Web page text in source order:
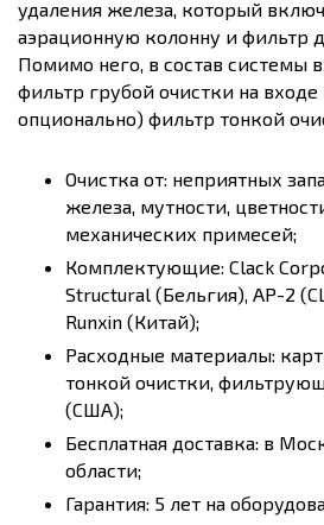
удаления железа, который
аэрационную колонну и фильтр
Помимо него, в состав системы
фильтр грубой очистки на входе
опционально) фильтр тонкой
Очистка от: неприятных
железа, мутности,
механических примесей;
Комплектующие: Clack
Structural (Бельгия), AP-2
Runxin (Китай);
Расходные материалы:
тонкой очистки,
(США);
Бесплатная доставка: в
области;
Гарантия: 5 лет на